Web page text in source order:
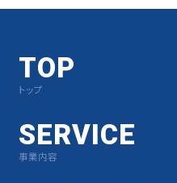
TOP
トップ
SERVICE
事業内容